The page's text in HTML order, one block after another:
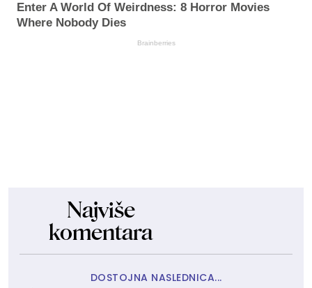
Enter A World Of Weirdness: 8 Horror Movies
Where Nobody Dies
Brainberries
Najviše
komentara
DOSTOJNA NASLEDNICA...